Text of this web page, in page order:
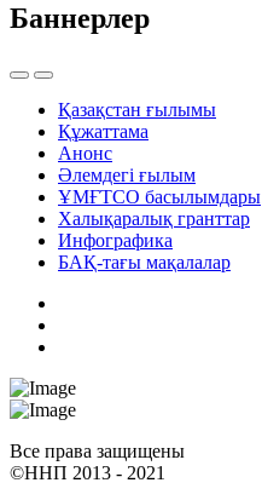
Баннерлер
Қазақстан ғылымы
Құжаттама
Анонс
Әлемдегі ғылым
ҰМҒТСО басылымдары
Халықаралық гранттар
Инфографика
БАҚ-тағы мақалалар
Все права защищены
©ННП 2013 - 2021